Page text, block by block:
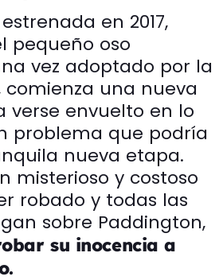
en 2017,
pequeño oso
vez adoptado por la
comienza una nueva
verse envuelto en lo
problema que podría
nueva etapa.
misterioso y costoso
robado y todas las
sobre Paddington,
su inocencia a